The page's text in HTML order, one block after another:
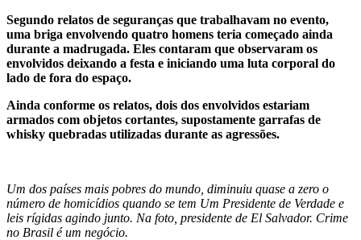
Segundo relatos de seguranças que trabalhavam no evento,
uma briga envolvendo quatro homens teria começado ainda
durante a madrugada. Eles contaram que observaram os
envolvidos deixando a festa e iniciando uma luta corporal do
lado de fora do espaço.
Ainda conforme os relatos, dois dos envolvidos estariam
armados com objetos cortantes, supostamente garrafas de
whisky quebradas utilizadas durante as agressões.
Um dos países mais pobres do mundo, diminuiu quase a zero o
número de homicídios quando se tem Um Presidente de Verdade e
leis rígidas agindo junto. Na foto, presidente de El Salvador. Crime
no Brasil é um negócio.